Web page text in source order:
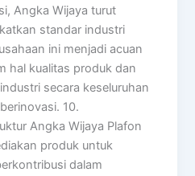
Angka Wijaya turut
standar industri
ini menjadi acuan
hal kualitas produk dan
secara keseluruhan
10.
Angka Wijaya Plafon
produk untuk
dalam